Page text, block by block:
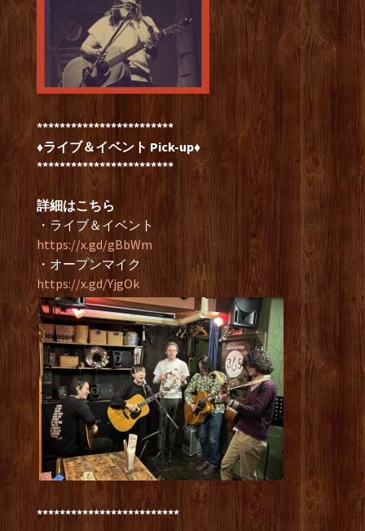
************************
♦ライブ＆イベント Pick-up♦
************************
詳細はこちら
・ライブ＆イベント
https://x.gd/gBbWm
・オープンマイク
https://x.gd/YjgOk
*************************